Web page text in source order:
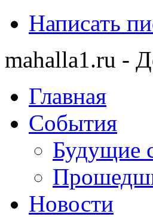
Написать
mahalla1.ru -
Главная
События
Будущие
Новости